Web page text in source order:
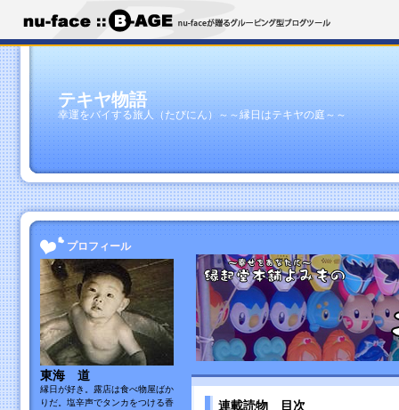
テキヤ物語
幸運をバイする旅人（たびにん）～～縁日はテキヤの庭～～
連載読物 目次
プロフィール
東海 道
縁日が好き。露店は食べ物屋ばか
りだ。塩辛声でタンカをつける香